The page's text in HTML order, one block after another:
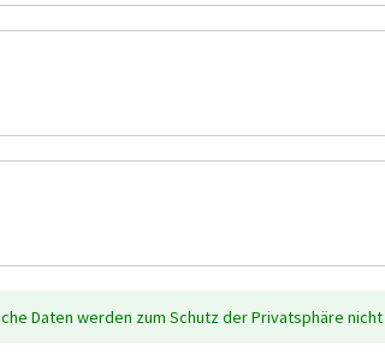
Daten werden zum Schutz der Privatsphäre